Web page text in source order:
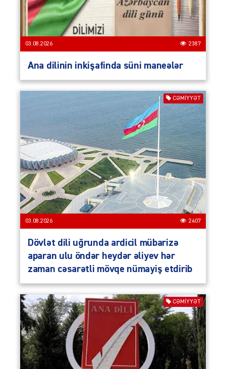
03.08.2026 2387
Ana dilinin inkişafinda süni maneələr
CƏMIYYƏT
03.08.2026 2407
Dövlət dili uğrunda ardicil mübarizə
aparan ulu öndər heydər əliyev hər
zaman cəsarətli mövqe nümayiş etdirib
CƏMIYYƏT